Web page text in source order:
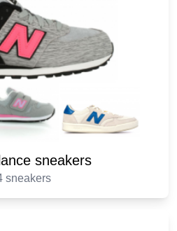
sneakers
sneakers